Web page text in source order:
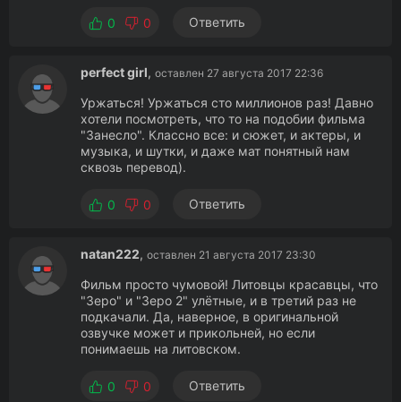
0 0 Ответить
perfect girl, оставлен 27 августа 2017 22:36
Уржаться! Уржаться сто миллионов раз! Давно
хотели посмотреть, что то на подобии фильма
"Занесло". Классно все: и сюжет, и актеры, и
музыка, и шутки, и даже мат понятный нам
сквозь перевод).
0 0 Ответить
natan222, оставлен 21 августа 2017 23:30
Фильм просто чумовой! Литовцы красавцы, что
"Зеро" и "Зеро 2" улётные, и в третий раз не
подкачали. Да, наверное, в оригинальной
озвучке может и прикольней, но если
понимаешь на литовском.
0 0 Ответить